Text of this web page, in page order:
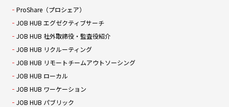
ProShare（プロシェア）
JOB HUB エグゼクティブサーチ
JOB HUB 社外取締役・監査役紹介
JOB HUB リクルーティング
JOB HUB リモートチームアウトソーシング
JOB HUB ローカル
JOB HUB ワーケーション
JOB HUB パブリック